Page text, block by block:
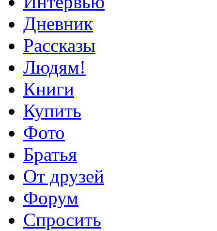
Дневник
Рассказы
Людям!
Книги
Купить
Фото
Братья
От друзей
Форум
Спросить